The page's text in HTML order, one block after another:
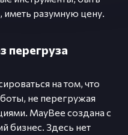
разумную цену.
перегруза
на том, что
не перегружая
MayBee создана с
бизнес. Здесь нет